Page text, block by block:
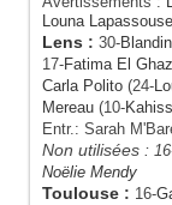
Louna Lapassouse
Lens : 30-
17-Fatima El
Carla Polito (24-
Mereau (10-
Entr.: Sarah
Non utilisées :
Noëlie Mendy
Toulouse : 16-